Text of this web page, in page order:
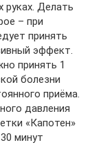
руках. Делать
– при
принять
эффект.
принять 1
болезни
приёма.
давления
«Капотен»
минут